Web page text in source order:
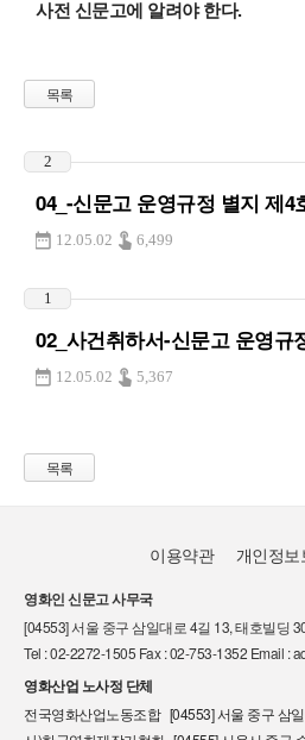
사전 신문고에 알려야 한다.
목록
2
04_-신문고 운영규정 별지 제4
12.05.02 6,499
1
02_사건취하서-신문고 운영규
12.05.02 5,367
목록
이용약관 개인정보
영화인 신문고 사무국
[04553] 서울 중구 삼일대로 4길 13, 태호빌딩
Tel : 02-2272-1505 Fax : 02-753-1352 Email :
영화산업 노사정 단체
전국영화산업노동조합 [04553] 서울 중구 삼